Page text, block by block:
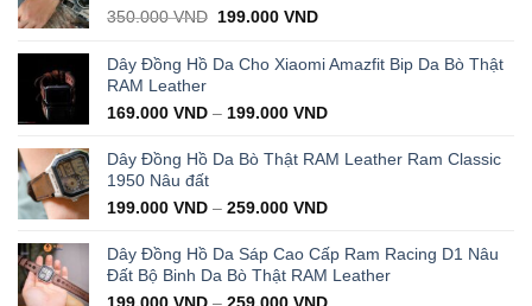
350.000VND Original
was:
199.000VNDCurrent
is:
199.000 VND.
Dây Đồng Hồ Da Cho Xiaomi Amazfit Bip Da Bò Thật
RAM Leather
169.000 VND – 199.000 VND
Dây Đồng Hồ Da Bò Thật RAM Leather Ram Classic
1950 Nâu đất
199.000 VND – 259.000 VND
Dây Đồng Hồ Da Sáp Cao Cấp Ram Racing D1 Nâu
Đất Bộ Binh Da Bò Thật RAM Leather